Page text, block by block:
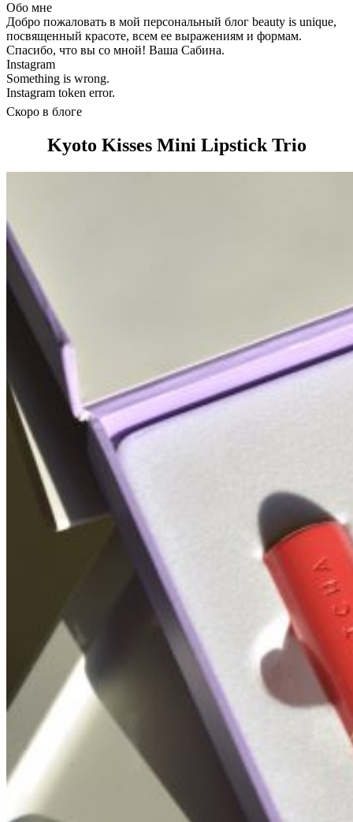
Обо мне
Добро пожаловать в мой персональный блог beauty is unique,
посвященный красоте, всем ее выражениям и формам.
Спасибо, что вы со мной! Ваша Сабина.
Instagram
Something is wrong.
Instagram token error.
Скоро в блоге
Kyoto Kisses Mini Lipstick Trio